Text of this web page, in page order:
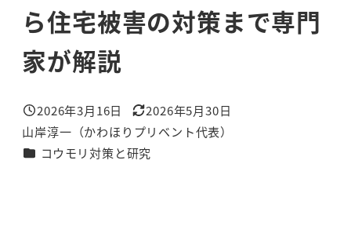
ら住宅被害の対策まで専門
家が解説
投稿日
2026年3月16日
更新日
2026年5月30日
著
者
山岸淳一（かわほりプリベント代表）
カテゴリー
コウモリ対策と研究